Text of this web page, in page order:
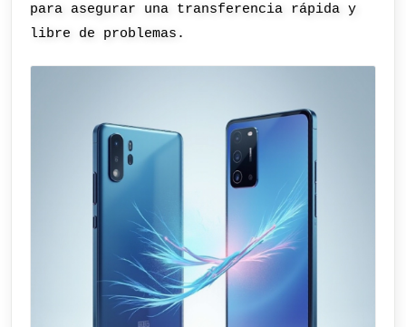
para asegurar una transferencia rápida y
libre de problemas.